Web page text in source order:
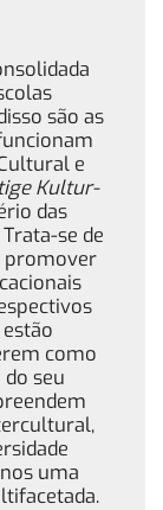
são as
e
Kultur-
das
se de
promover
como
do seu
uma